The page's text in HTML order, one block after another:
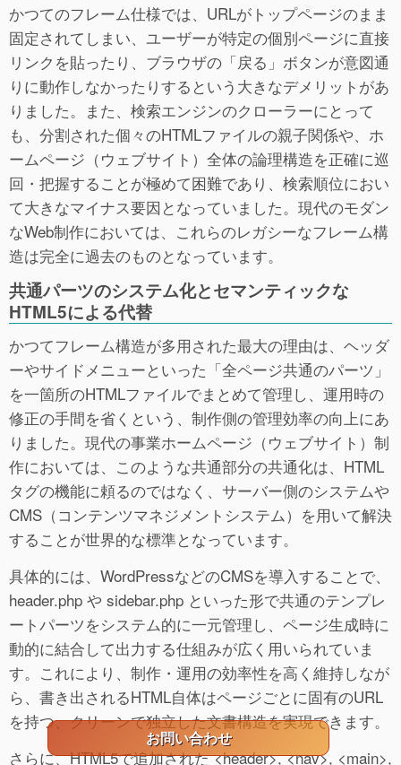
かつてのフレーム仕様では、URLがトップページのまま
固定されてしまい、ユーザーが特定の個別ページに直接
リンクを貼ったり、ブラウザの「戻る」ボタンが意図通
りに動作しなかったりするという大きなデメリットがあ
りました。また、検索エンジンのクローラーにとって
も、分割された個々のHTMLファイルの親子関係や、ホ
ームページ（ウェブサイト）全体の論理構造を正確に巡
回・把握することが極めて困難であり、検索順位におい
て大きなマイナス要因となっていました。現代のモダン
なWeb制作においては、これらのレガシーなフレーム構
造は完全に過去のものとなっています。
共通パーツのシステム化とセマンティックな
HTML5による代替
かつてフレーム構造が多用された最大の理由は、ヘッダ
ーやサイドメニューといった「全ページ共通のパーツ」
を一箇所のHTMLファイルでまとめて管理し、運用時の
修正の手間を省くという、制作側の管理効率の向上にあ
りました。現代の事業ホームページ（ウェブサイト）制
作においては、このような共通部分の共通化は、HTML
タグの機能に頼るのではなく、サーバー側のシステムや
CMS（コンテンツマネジメントシステム）を用いて解決
することが世界的な標準となっています。
具体的には、WordPressなどのCMSを導入することで、
header.php や sidebar.php といった形で共通のテンプレ
ートパーツをシステム的に一元管理し、ページ生成時に
動的に結合して出力する仕組みが広く用いられていま
す。これにより、制作・運用の効率性を高く維持しなが
ら、書き出されるHTML自体はページごとに固有のURL
を持つ、クリーンで独立した文書構造を実現できます。
さらに、HTML5で追加された <header>, <nav>, <main>,
お問い合わせ